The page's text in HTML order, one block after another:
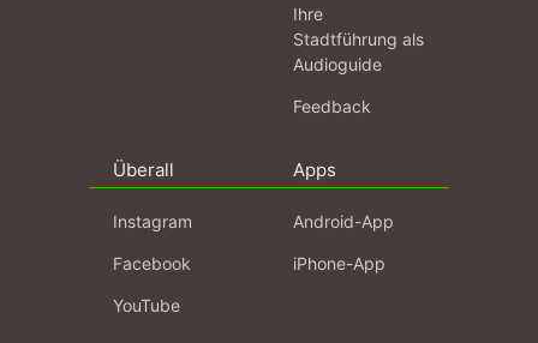
Ihre
Stadtführung als
Audioguide
Feedback
Überall
Instagram
Facebook
YouTube
Apps
Android-App
iPhone-App